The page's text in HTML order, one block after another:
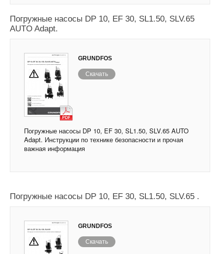
Погружные насосы DP 10, EF 30, SL1.50, SLV.65
AUTO Adapt.
GRUNDFOS
Скачать
Погружные насосы DP 10, EF 30, SL1.50, SLV.65 AUTO
Adapt. Инструкции по технике безопасности и прочая
важная информация
Погружные насосы DP 10, EF 30, SL1.50, SLV.65 .
GRUNDFOS
Скачать